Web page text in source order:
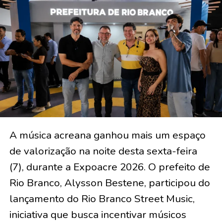
A música acreana ganhou mais um espaço
de valorização na noite desta sexta-feira
(7), durante a Expoacre 2026. O prefeito de
Rio Branco, Alysson Bestene, participou do
lançamento do Rio Branco Street Music,
iniciativa que busca incentivar músicos